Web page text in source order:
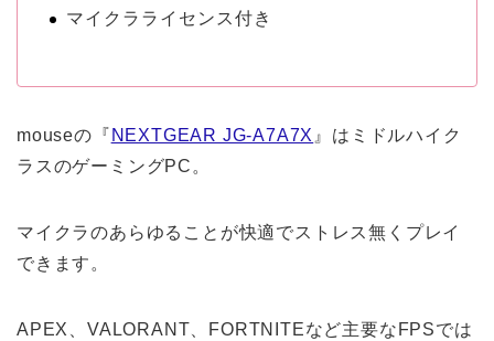
マイクラライセンス付き
mouseの『 NEXTGEAR JG-A7A7X 』はミドルハイク
ラスのゲーミングPC。
マイクラのあらゆることが快適でストレス無くプレイ
できます。
APEX、VALORANT、FORTNITEなど主要なFPSでは